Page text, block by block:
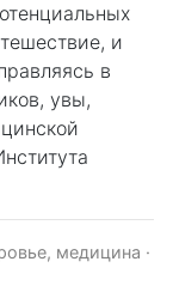
и
в
увы,
медицина ·